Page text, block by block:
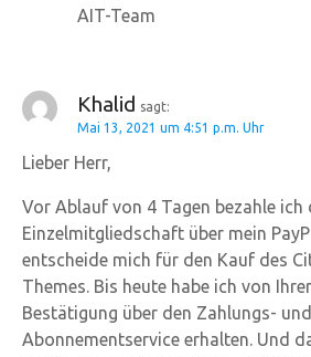
AIT-Team
Khalid sagt:
Mai 13, 2021 um 4:51 p.m. Uhr
Lieber Herr,
Vor Ablauf von 4 Tagen bezahle ich
Einzelmitgliedschaft über mein
entscheide mich für den Kauf des
Themes. Bis heute habe ich von
Bestätigung über den Zahlungs- und
Abonnementservice erhalten. Und